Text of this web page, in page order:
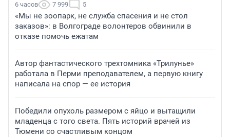
6 часов 7 999 5
«Мы не зоопарк, не служба спасения и не стол
заказов»: в Волгограде волонтеров обвинили в
отказе помочь ежатам
Автор фантастического трехтомника «Трилунье»
работала в Перми преподавателем, а первую книгу
написала на спор — ее история
Победили опухоль размером с яйцо и вытащили
младенца с того света. Пять историй врачей из
Тюмени со счастливым концом